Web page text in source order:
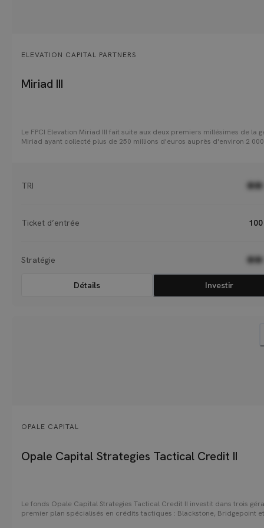
ELEVATION CAPITAL PARTNERS
Miriad III
Le FPCI Elevation Miriad III fait suite aux deux premiers millésimes de la
Miriad ayant collecté plus de 250 millions d'euros auprès d'environ 2 000
sélectionnés.
TRI
Ticket d’entrée
Stratégie
Détails Investir
OPALE CAPITAL
Opale Capital Strategies Tactical Credit II
Le fonds Opale Capital Strategies Tactical Credit II investit dans trois
premier plan spécialisés en crédits tactiques : Blackstone, Bridgepoint et